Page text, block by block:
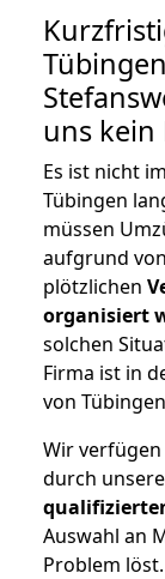
uns kein
Es ist nicht
Tübingen
müssen
aufgrund
plötzlichen
organisiert
solchen
Firma ist in
von
Wir
durch
Auswahl an
Problem löst.